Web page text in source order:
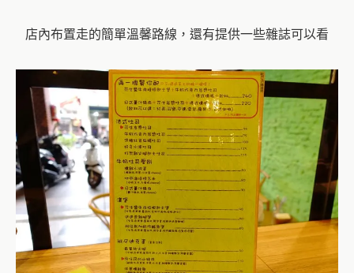
店內布置走的簡單溫馨路線，還有提供一些雜誌可以看